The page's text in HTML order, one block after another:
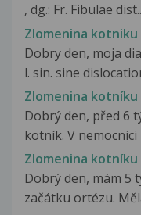
, dg.: Fr. Fibulae
Zlomenina kotniku
Dobry den, moja
l. sin. sine
Zlomenina kotníku
Dobrý den, před 6
kotník. V nemocnici
Zlomenina kotníku
Dobrý den, mám 5
začátku ortézu.